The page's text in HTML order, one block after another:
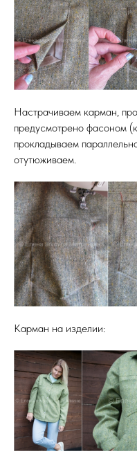
Настрачиваем карман,
предусмотрено фасоном
прокладываем
отутюживаем.
Карман на изделии: